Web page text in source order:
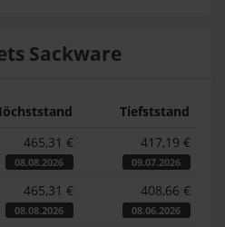
Sackware
Tiefststand
465,31 €
08.08.2026
417,19 €
09.07.2026
465,31 €
08.08.2026
408,66 €
08.06.2026